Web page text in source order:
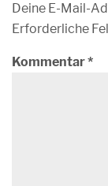
Deine E-Mail-
Erforderliche
Kommentar*